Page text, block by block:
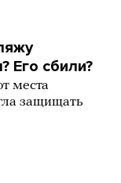
Его сбили?
места
защищать